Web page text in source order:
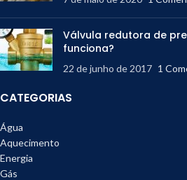
Válvula redutora de
funciona?
22 de junho de 2017 1
CATEGORIAS
Água
Aquecimento
Energia
Gás